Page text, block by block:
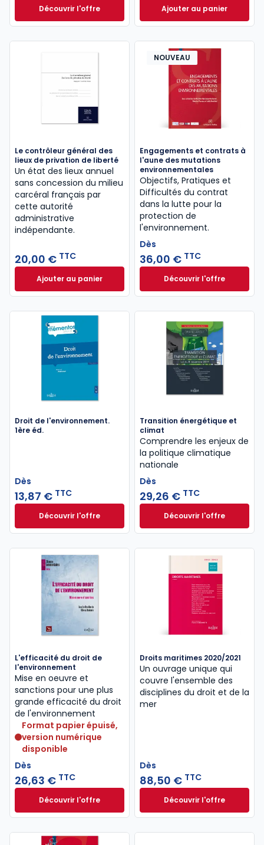
Découvrir l'offreDroit des transports 2023/2024 à partir de
Dès
Ajouter au panier
Les cahiers de la
Le contrôleur général des
lieux de privation de liberté
Un état des lieux annuel
sans concession du milieu
carcéral français par
cette autorité
administrative
indépendante.
20,00 € TTC
Ajouter au panierLe contrôleur général des lieux de privation de
NOUVEAU
Engagements et contrats à
l'aune des mutations
environnementales
Objectifs, Pratiques et
Difficultés du contrat
dans la lutte pour la
protection de
l'environnement.
Dès
36,00 € TTC
Découvrir l'offreEngagements et
Dès
Droit de l'environnement.
1ère éd.
Dès
13,87 € TTC
Découvrir l'offreDroit de l'environnement. 1ère éd. à partir de
Dès
Transition énergétique et
climat
Comprendre les enjeux de
la politique climatique
nationale
Dès
29,26 € TTC
Découvrir l'offre
Transition
Dès
L'efficacité du droit de
l'environnement
Mise en oeuvre et
sanctions pour une plus
grande efficacité du droit
de l'environnement
Format papier épuisé,
version numérique
disponible
Dès
26,63 € TTC
Découvrir l'offreL'efficacité du droit de l'environnement à partir de
Dès
Droits maritimes 2020/2021
Un ouvrage unique qui
couvre l'ensemble des
disciplines du droit et de la
mer
Dès
88,50 € TTC
Découvrir l'offreDroits maritimes
Dès